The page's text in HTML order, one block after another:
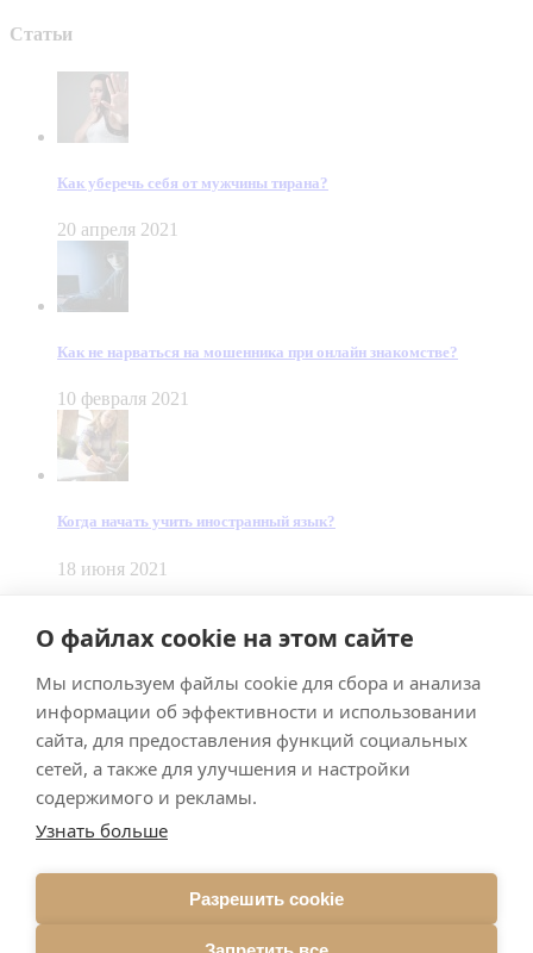
О файлах cookie на этом сайте
Мы используем файлы cookie для сбора и анализа
информации об эффективности и использовании
сайта, для предоставления функций социальных
сетей, а также для улучшения и настройки
содержимого и рекламы.
Узнать больше
Разрешить cookie
Статьи
Как уберечь себя от мужчины тирана?
20 апреля 2021
Как не нарваться на мошенника при онлайн знакомстве?
10 февраля 2021
Когда начать учить иностранный язык?
18 июня 2021
Made bySmart Team
ImpressumDatenschutz
Подписывайтесь на меня в Телеграм
Подписаться